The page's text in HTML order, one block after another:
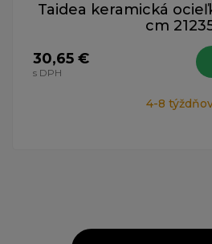
Taidea keramická
cm
30,65 €
s DPH
4-8